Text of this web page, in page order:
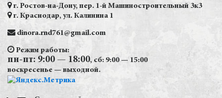
г. Ростов-на-Дону, пер. 1-й Машиностроительный 3к3
г. Краснодар, ул. Калинина 1
dinora.rnd761@gmail.com
Режим работы:
пн-пт: 9:00 — 18:00, сб: 9:00 — 15:00
воскресенье — выходной.